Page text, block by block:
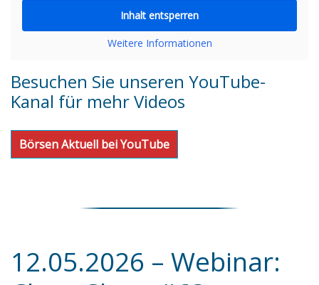
Inhalt entsperren
Weitere Informationen
Besuchen Sie unseren YouTube-
Kanal für mehr Videos
Börsen Aktuell bei YouTube
12.05.2026 – Webinar: